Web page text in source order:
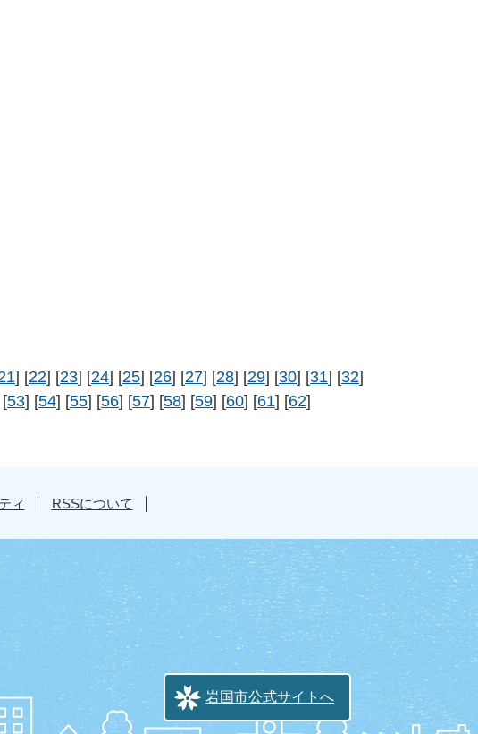
] [22] [23] [24] [25] [26] [27] [28] [29] [30] [31] [32]
53] [54] [55] [56] [57] [58] [59] [60] [61] [62]
ィ RSSについて
岩国市公式サイトへ